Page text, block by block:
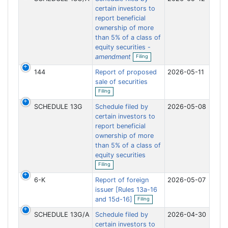
n
f
l
i
certain investors to
report beneficial
ownership of more
than 5% of a class of
equity securities -
amendment
Filing
e
n
i
n
g
144
Report of proposed
sale of securities
Filing
O
e
n
f
l
i
n
2026-05-11
SCHEDULE 13G
Schedule filed by
certain investors to
report beneficial
ownership of more
than 5% of a class of
equity securities
Filing
O
e
n
f
l
i
n
g
2026-05-08
6-K
Report of foreign
issuer [Rules 13a-16
and 15d-16]
Filing
O
e
f
2026-05-07
SCHEDULE 13G/A
Schedule filed by
certain investors to
2026-04-30